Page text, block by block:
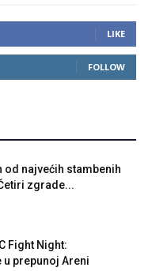
LIKE
FOLLOW
od najvećih stambenih
zgrade...
Fight Night:
u prepunoj Areni